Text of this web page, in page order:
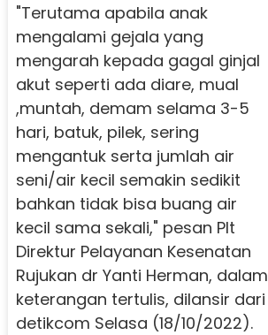
"Terutama apabila anak
mengalami gejala yang
mengarah kepada gagal ginjal
akut seperti ada diare, mual
,muntah, demam selama 3-5
hari, batuk, pilek, sering
mengantuk serta jumlah air
seni/air kecil semakin sedikit
bahkan tidak bisa buang air
kecil sama sekali," pesan Plt
Direktur Pelayanan Kesenatan
Rujukan dr Yanti Herman, dalam
keterangan tertulis, dilansir dari
detikcom Selasa (18/10/2022).